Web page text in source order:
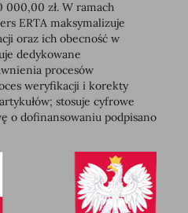
000,00 zł. W ramach
ERTA maksymalizuje
oraz ich obecność w
dedykowane
procesów
weryfikacji i korekty
stosuje cyfrowe
o dofinansowaniu podpisano